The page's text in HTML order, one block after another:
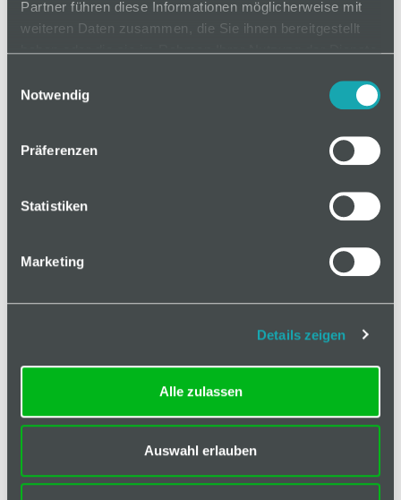
Partner führen diese Informationen möglicherweise mit
weiteren Daten zusammen, die Sie ihnen bereitgestellt
haben oder die sie im Rahmen Ihrer Nutzung der Dienste
Notwendig
Präferenzen
Statistiken
Marketing
Details zeigen
Alle zulassen
Auswahl erlauben
Mindestbestellmenge: 1
ESD kompatibel ja
silberfarbig
Gewicht 1.15 g